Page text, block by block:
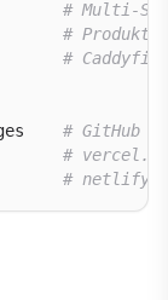
# Multi-
#
# Caddyfile
# GitHub
#
#